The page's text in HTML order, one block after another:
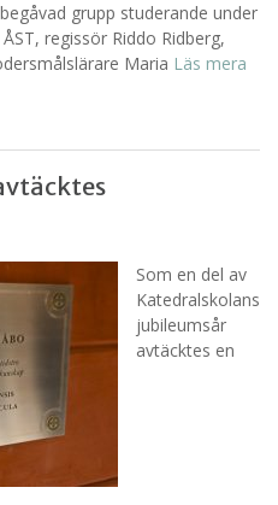
grupp studerande under
regissör Riddo Ridberg,
Maria Läs mera
Som en del av
Katedralskolans
jubileumsår
avtäcktes en